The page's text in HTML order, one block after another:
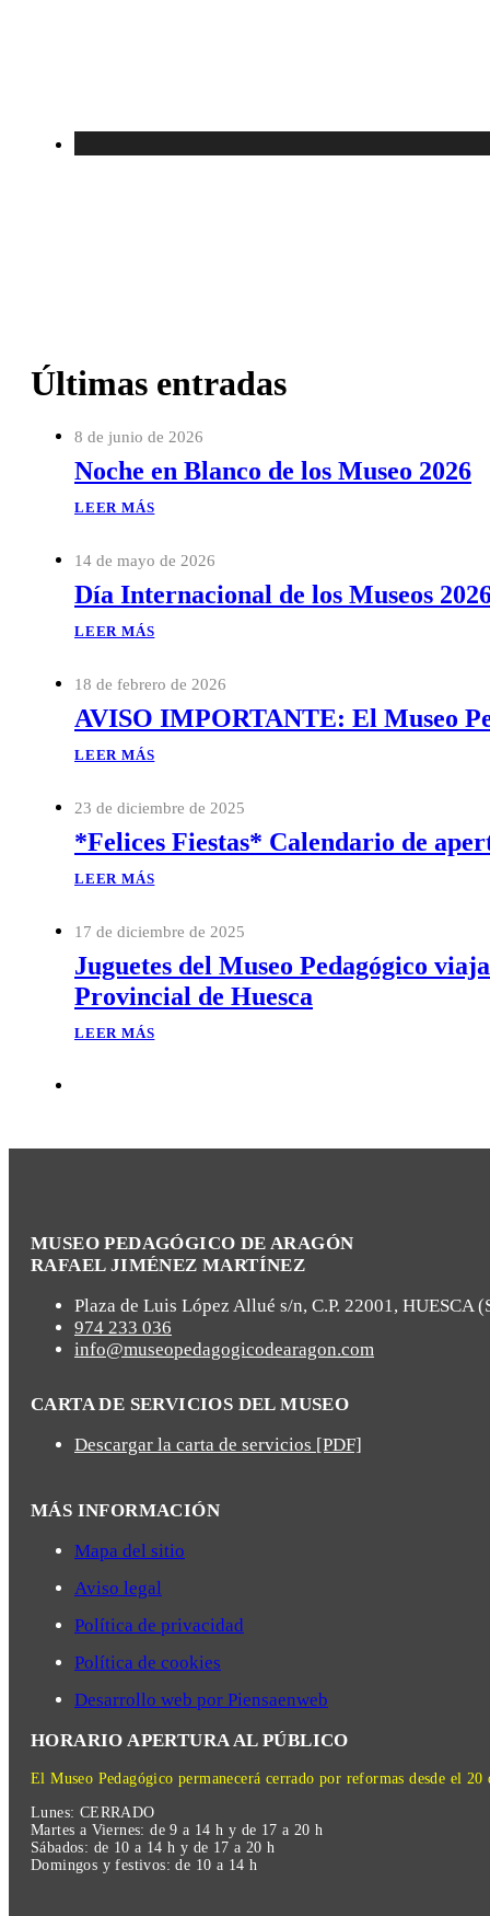
Últimas entradas
8 de junio de 2026
Noche en Blanco de los Museo 2026
LEER MÁS
14 de mayo de 2026
Día Internacional de los Museos
LEER MÁS
18 de febrero de 2026
AVISO IMPORTANTE: El Museo
LEER MÁS
23 de diciembre de 2025
*Felices Fiestas* Calendario de
LEER MÁS
17 de diciembre de 2025
Juguetes del Museo Pedagógico
Provincial de Huesca
LEER MÁS
MUSEO PEDAGÓGICO DE ARAGÓN
RAFAEL JIMÉNEZ MARTÍNEZ
Plaza de Luis López Allué s/n, C.P. 22001, HUESCA
974 233 036
info@museopedagogicodearagon.com
CARTA DE SERVICIOS DEL MUSEO
Descargar la carta de servicios [PDF]
MÁS INFORMACIÓN
Mapa del sitio
Aviso legal
Política de privacidad
Política de cookies
Desarrollo web por Piensaenweb
HORARIO APERTURA AL PÚBLICO
El Museo Pedagógico permanecerá cerrado por reformas desde el
Lunes: CERRADO
Martes a Viernes: de 9 a 14 h y de 17 a 20 h
Sábados: de 10 a 14 h y de 17 a 20 h
Domingos y festivos: de 10 a 14 h